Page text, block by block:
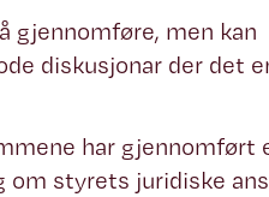
gjennomføre, men kan
diskusjonar der det
har gjennomført
styrets juridiske